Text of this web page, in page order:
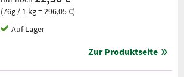
(76g / 1 kg = 296,05 €)
Auf Lager
Zur Produktseite